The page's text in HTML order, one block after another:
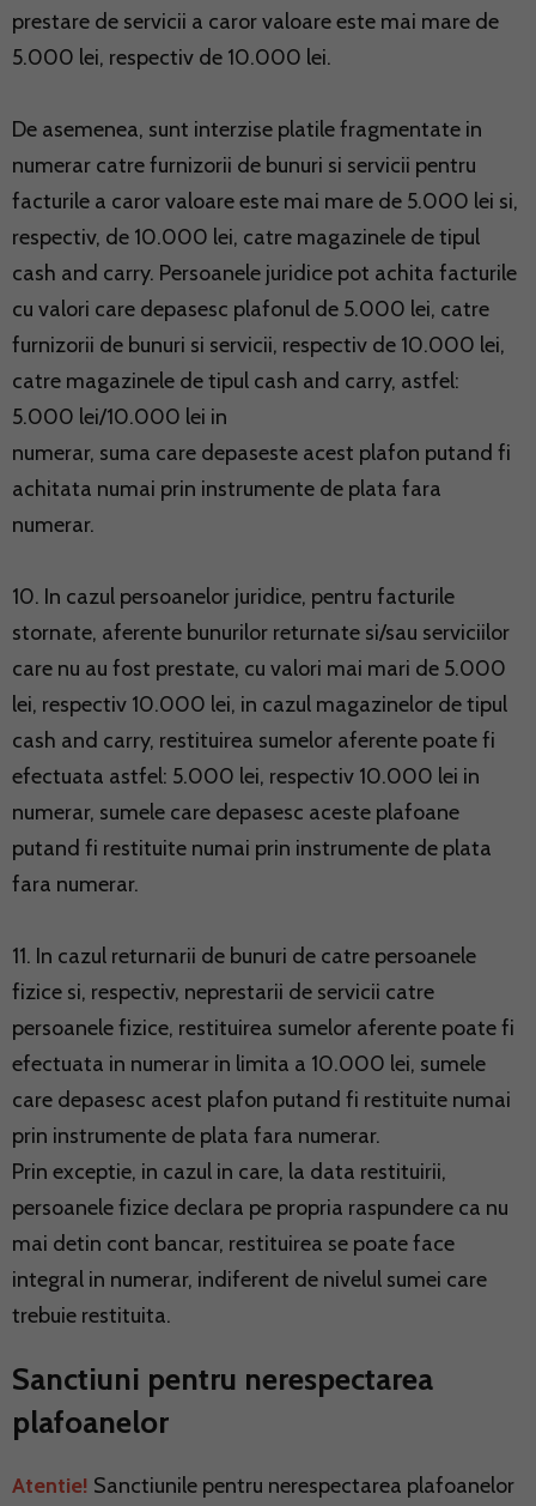
prestare de servicii a caror valoare este mai mare de
5.000 lei, respectiv de 10.000 lei.
De asemenea, sunt interzise platile fragmentate in
numerar catre furnizorii de bunuri si servicii pentru
facturile a caror valoare este mai mare de 5.000 lei si,
respectiv, de 10.000 lei, catre magazinele de tipul
cash and carry. Persoanele juridice pot achita facturile
cu valori care depasesc plafonul de 5.000 lei, catre
furnizorii de bunuri si servicii, respectiv de 10.000 lei,
catre magazinele de tipul cash and carry, astfel:
5.000 lei/10.000 lei in
numerar, suma care depaseste acest plafon putand fi
achitata numai prin instrumente de plata fara
numerar.
10. In cazul persoanelor juridice, pentru facturile
stornate, aferente bunurilor returnate si/sau serviciilor
care nu au fost prestate, cu valori mai mari de 5.000
lei, respectiv 10.000 lei, in cazul magazinelor de tipul
cash and carry, restituirea sumelor aferente poate fi
efectuata astfel: 5.000 lei, respectiv 10.000 lei in
numerar, sumele care depasesc aceste plafoane
putand fi restituite numai prin instrumente de plata
fara numerar.
11. In cazul returnarii de bunuri de catre persoanele
fizice si, respectiv, neprestarii de servicii catre
persoanele fizice, restituirea sumelor aferente poate fi
efectuata in numerar in limita a 10.000 lei, sumele
care depasesc acest plafon putand fi restituite numai
prin instrumente de plata fara numerar.
Prin exceptie, in cazul in care, la data restituirii,
persoanele fizice declara pe propria raspundere ca nu
mai detin cont bancar, restituirea se poate face
integral in numerar, indiferent de nivelul sumei care
trebuie restituita.
Sanctiuni pentru nerespectarea
plafoanelor
Atentie! Sanctiunile pentru nerespectarea plafoanelor